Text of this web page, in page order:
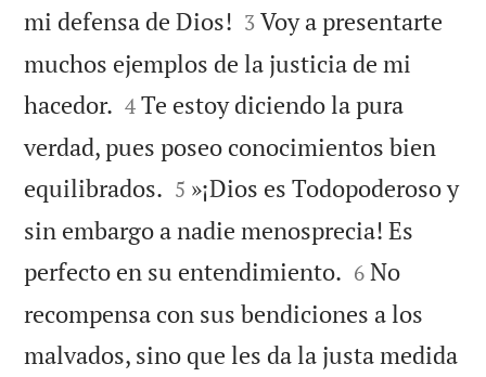
mi defensa de Dios! 

3 Voy a presentarte
muchos ejemplos de la justicia de mi
hacedor. 

4 Te estoy diciendo la pura
verdad, pues poseo conocimientos bien
equilibrados. 

5 »¡Dios es Todopoderoso y
sin embargo a nadie menosprecia! Es
perfecto en su entendimiento. 

6 No
recompensa con sus bendiciones a los
malvados, sino que les da la justa medida